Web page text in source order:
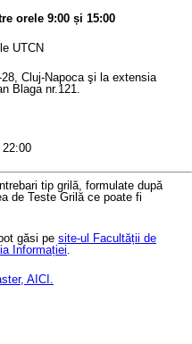
orele 9:00 și 15:00
UTCN
Cluj-Napoca şi la extensia
Blaga nr.121.
tip grilă, formulate după
de Teste Grilă ce poate fi
găsi pe site-ul Facultății de
Informației
AICI.